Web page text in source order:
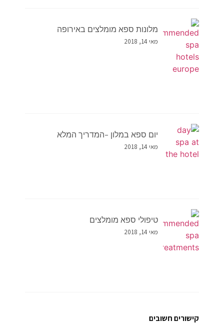
מלונות ספא מומלצים באירופה
מאי 14, 2018
יום ספא במלון –המדריך המלא
מאי 14, 2018
טיפולי ספא מומלצים
מאי 14, 2018
קישורים חשובים